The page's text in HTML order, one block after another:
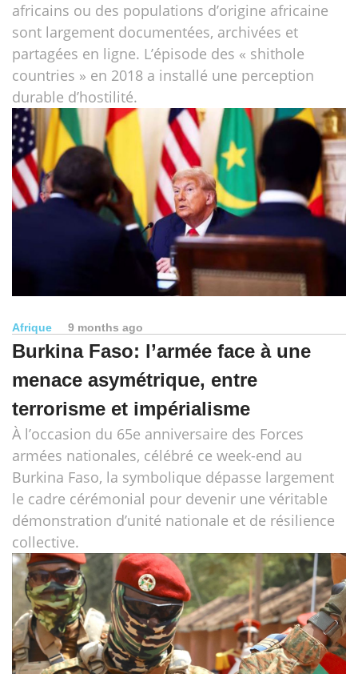
africains ou des populations d’origine africaine
sont largement documentées, archivées et
partagées en ligne. L’épisode des « shithole
countries » en 2018 a installé une perception
durable d’hostilité.
Afrique 9 months ago
Burkina Faso: l’armée face à une
menace asymétrique, entre
terrorisme et impérialisme
À l’occasion du 65e anniversaire des Forces
armées nationales, célébré ce week-end au
Burkina Faso, la symbolique dépasse largement
le cadre cérémonial pour devenir une véritable
démonstration d’unité nationale et de résilience
collective.